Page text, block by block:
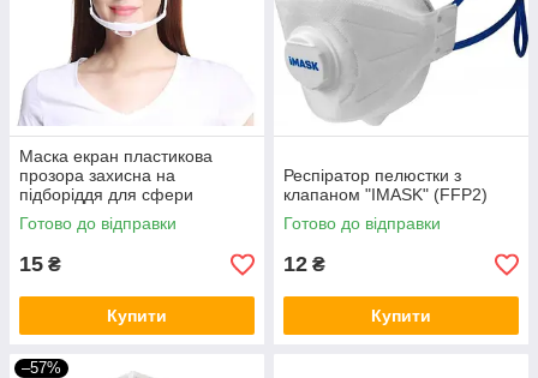
Маска екран пластикова
прозора захисна на
підборіддя для сфери
обслуговування
Готово до відправки
15 ₴
Купити
Респіратор пелюстки з
клапаном "IMASK" (FFP2)
Готово до відправки
12 ₴
Купити
–57%